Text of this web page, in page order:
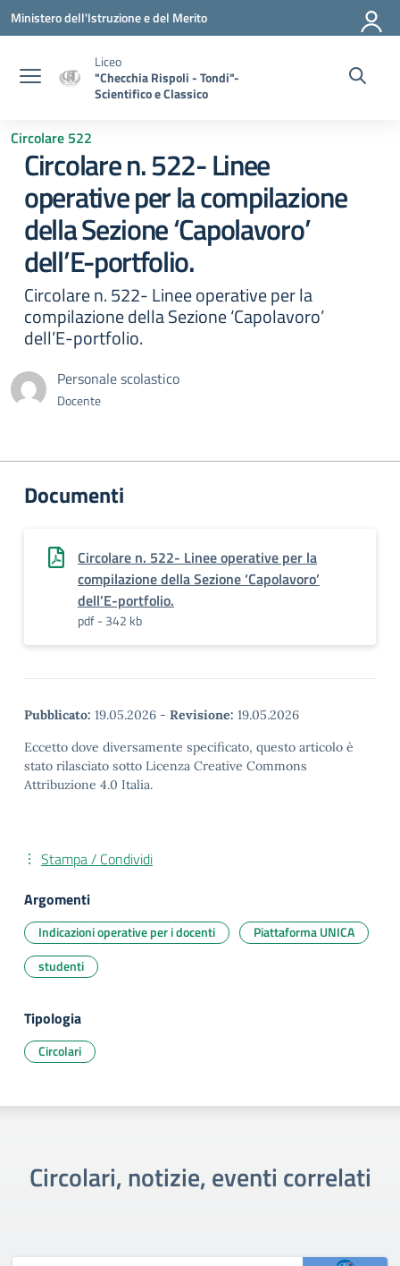
Vai ai contenuti
Vai al menu di navigazione
Vai al footer
Ministero dell'Istruzione e del Merito
Liceo
"Checchia Rispoli - Tondi"-
Scientifico e Classico
Circolare 522
Circolare n. 522- Linee
operative per la compilazione
della Sezione ‘Capolavoro’
dell’E-portfolio.
Circolare n. 522- Linee operative per la
compilazione della Sezione ‘Capolavoro’
dell’E-portfolio.
Personale scolastico
Docente
Documenti
Circolare n. 522- Linee operative per la
compilazione della Sezione ‘Capolavoro’
dell’E-portfolio.
pdf - 342 kb
Pubblicato: 19.05.2026 - Revisione: 19.05.2026
Eccetto dove diversamente specificato, questo articolo è
stato rilasciato sotto Licenza Creative Commons
Attribuzione 4.0 Italia.
Stampa / Condividi
Argomenti
Indicazioni operative per i docenti
Piattaforma UNICA
studenti
Tipologia
Circolari
Circolari, notizie, eventi correlati